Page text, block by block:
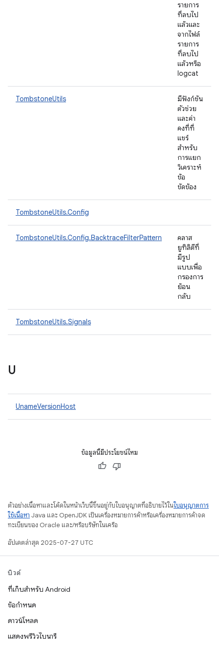
รายการ
ที่ลบไป
แล้วและ
จากไฟล์
รายการ
ที่ลบไป
แล้วหรือ
logcat
TombstoneUtils
มีฟังก์ชัน
ตัวช่วย
และค่า
คงที่ที่
แชร์
สำหรับ
การแยก
วิเคราะห์
ข้อ
ขัดข้อง
TombstoneUtils.Config
TombstoneUtils.Config.BacktraceFilterPattern
คลาส
ยูทิลิตีที่
มีรูป
แบบเพื่อ
กรองการ
ย้อน
กลับ
TombstoneUtils.Signals
U
UnameVersionHost
ข้อมูลนี้มีประโยชน์ไหม
ตัวอย่างเนื้อหาและโค้ดในหน้าเว็บนี้ขึ้นอยู่กับใบอนุญาตที่อธิบายไว้ในใบอนุญาตการ
ใช้เนื้อหา Java และ OpenJDK เป็นเครื่องหมายการค้าหรือเครื่องหมายการค้าจด
ทะเบียนของ Oracle และ/หรือบริษัทในเครือ
อัปเดตล่าสุด 2025-07-27 UTC
บิวด์
ที่เก็บสำหรับ Android
ข้อกำหนด
ดาวน์โหลด
แสดงพรีวิวไบนารี